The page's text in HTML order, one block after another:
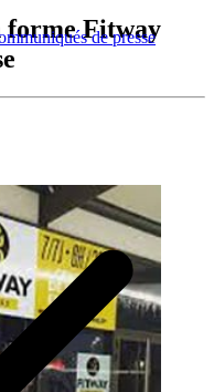
de presse
forme Fitway